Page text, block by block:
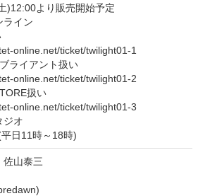
)12:00より販売開始予定
ライン
online.net/ticket/twilight01-1
ライアント扱い
online.net/ticket/twilight01-2
扱い
online.net/ticket/twilight01-3
ジオ
日11時～18時)
佐山泰三